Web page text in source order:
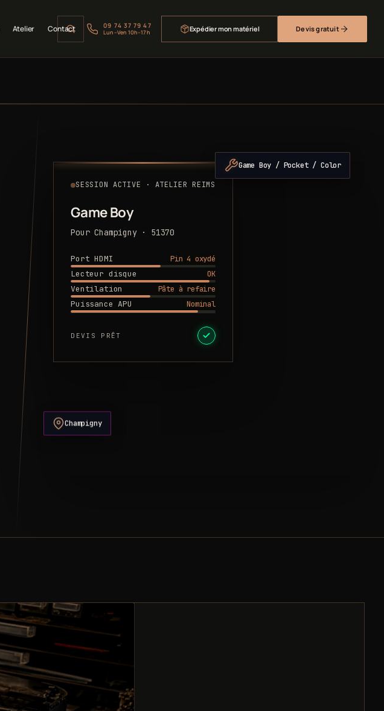
Atelier Contact 09 74 37 79 47
Lun–Ven 10h–17h Expédier mon matériel Devis gratuit
SESSION ACTIVE · ATELIER REIMS
Game Boy
Pour Champigny · 51370
Port HDMI
Pin 4 oxydé
Lecteur disque
OK
Ventilation
Pâte à refaire
Puissance APU
Nominal
DEVIS PRÊT
Game Boy / Pocket / Color
Champigny